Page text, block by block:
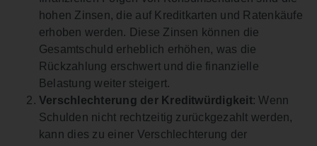
hohen Zinsen, die auf Kreditkarten und Ratenkäufe
erhoben werden. Diese Zinsen können die
Gesamtschuld erheblich erhöhen, was die
Rückzahlung erschwert und die finanzielle
Belastung weiter steigert.
Verschlechterung der Kreditwürdigkeit: Wenn
Schulden nicht rechtzeitig zurückgezahlt werden,
kann dies zu einer Verschlechterung der